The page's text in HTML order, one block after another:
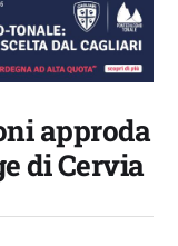
approda
di Cervia